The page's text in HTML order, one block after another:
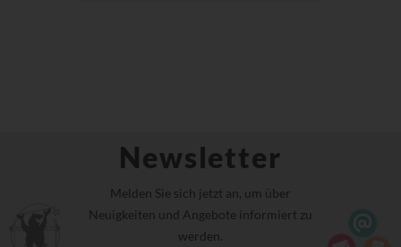
Newsletter
Melden Sie sich jetzt an, um über
Neuigkeiten und Angebote informiert zu
werden.